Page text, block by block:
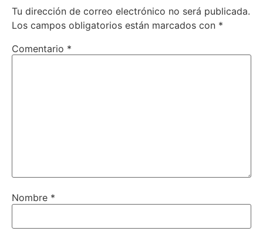
Tu dirección de correo electrónico no será publicada.
Los campos obligatorios están marcados con *
Comentario *
Nombre *